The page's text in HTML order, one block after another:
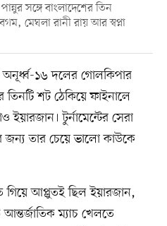
সঙ্গে বাংলাদেশের তিন
মেঘলা রানী রায় আর স্বপ্না
অনূর্ধ্ব-১৬ দলের গোলকিপার
তিনটি শট ঠেকিয়ে ফাইনালে
ইয়ারজান। টুর্নামেন্টের সেরা
জন্য তার চেয়ে ভালো কাউকে
গিয়ে আপ্লুতই ছিল ইয়ারজান,
আন্তর্জাতিক ম্যাচ খেলতে